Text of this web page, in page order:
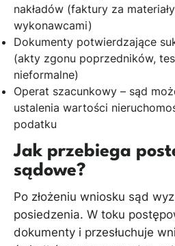
nakładów (faktury za
wykonawcami)
Dokumenty potwierdzające
(akty zgonu poprzedników,
nieformalne)
Operat szacunkowy – sąd
ustalenia wartości
podatku
Jak przebiega
sądowe?
Po złożeniu wniosku sąd
posiedzenia. W toku
dokumenty i przesłuchuje